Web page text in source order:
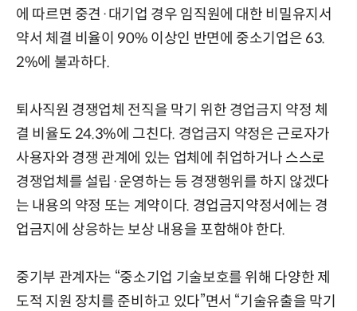
에 따르면 중견·대기업 경우 임직원에 대한 비밀유지서
약서 체결 비율이 90% 이상인 반면에 중소기업은 63.
2%에 불과하다.
퇴사직원 경쟁업체 전직을 막기 위한 경업금지 약정 체
결 비율도 24.3%에 그친다. 경업금지 약정은 근로자가
사용자와 경쟁 관계에 있는 업체에 취업하거나 스스로
경쟁업체를 설립·운영하는 등 경쟁행위를 하지 않겠다
는 내용의 약정 또는 계약이다. 경업금지약정서에는 경
업금지에 상응하는 보상 내용을 포함해야 한다.
중기부 관계자는 “중소기업 기술보호를 위해 다양한 제
도적 지원 장치를 준비하고 있다”면서 “기술유출을 막기